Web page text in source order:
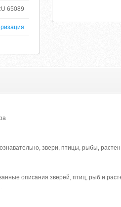
65089
звери, птицы, рыбы,
описания зверей, птиц, рыб и